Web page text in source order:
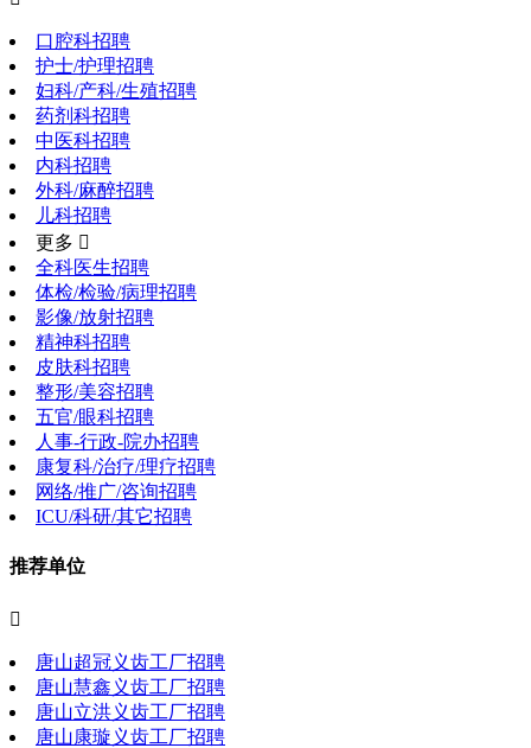
口腔科招聘
护士/护理招聘
妇科/产科/生殖招聘
药剂科招聘
中医科招聘
内科招聘
外科/麻醉招聘
儿科招聘
更多 
全科医生招聘
体检/检验/病理招聘
影像/放射招聘
精神科招聘
皮肤科招聘
整形/美容招聘
五官/眼科招聘
人事-行政-院办招聘
康复科/治疗/理疗招聘
网络/推广/咨询招聘
ICU/科研/其它招聘
推荐单位

唐山超冠义齿工厂招聘
唐山慧鑫义齿工厂招聘
唐山立洪义齿工厂招聘
唐山康璇义齿工厂招聘